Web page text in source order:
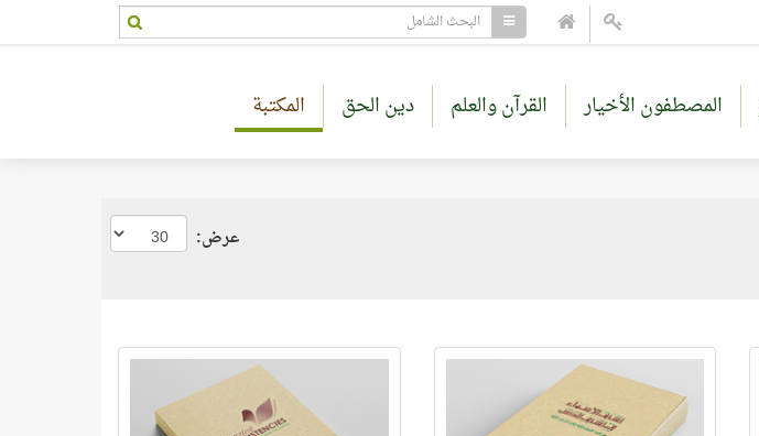
المصطفون الأخيار القرآن والعلم دين الحق المكتبة
عرض: